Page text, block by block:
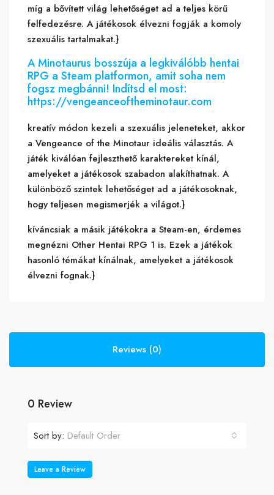
míg a bővített világ lehetőséget ad a teljes körű
felfedezésre. A játékosok élvezni fogják a komoly
szexuális tartalmakat.}
A Minotaurus bosszúja a legkiválóbb hentai
RPG a Steam platformon, amit soha nem
fogsz megbánni! Indítsd el most:
https://vengeanceoftheminotaur.com
kreatív módon kezeli a szexuális jeleneteket, akkor
a Vengeance of the Minotaur ideális választás. A
játék kiválóan fejleszthető karaktereket kínál,
amelyeket a játékosok szabadon alakíthatnak. A
különböző szintek lehetőséget ad a játékosoknak,
hogy teljesen megismerjék a világot.}
kíváncsiak a másik játékokra a Steam-en, érdemes
megnézni Other Hentai RPG 1 is. Ezek a játékok
hasonló témákat kínálnak, amelyeket a játékosok
élvezni fognak.}
Reviews (0)
0 Review
Sort by: Default Order
Leave a Review